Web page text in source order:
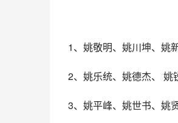
1、姚敬明、姚川坤、姚
2、姚乐统、姚德杰、 姚
3、姚平峰、姚世书、姚